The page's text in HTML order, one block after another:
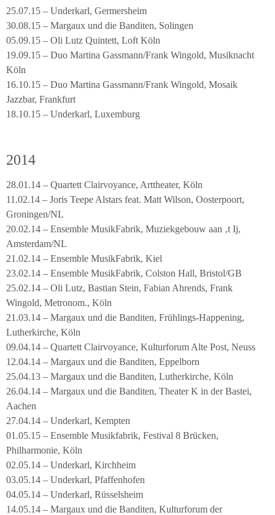
25.07.15 – Underkarl, Germersheim
30.08.15 – Margaux und die Banditen, Solingen
05.09.15 – Oli Lutz Quintett, Loft Köln
19.09.15 – Duo Martina Gassmann/Frank Wingold, Musiknacht
Köln
16.10.15 – Duo Martina Gassmann/Frank Wingold, Mosaik
Jazzbar, Frankfurt
18.10.15 – Underkarl, Luxemburg
2014
28.01.14 – Quartett Clairvoyance, Arttheater, Köln
11.02.14 – Joris Teepe Alstars feat. Matt Wilson, Oosterpoort,
Groningen/NL
20.02.14 – Ensemble MusikFabrik, Muziekgebouw aan ‚t Ij,
Amsterdam/NL
21.02.14 – Ensemble MusikFabrik, Kiel
23.02.14 – Ensemble MusikFabrik, Colston Hall, Bristol/GB
25.02.14 – Oli Lutz, Bastian Stein, Fabian Ahrends, Frank
Wingold, Metronom., Köln
21.03.14 – Margaux und die Banditen, Frühlings-Happening,
Lutherkirche, Köln
09.04.14 – Quartett Clairvoyance, Kulturforum Alte Post, Neuss
12.04.14 – Margaux und die Banditen, Eppelborn
25.04.13 – Margaux und die Banditen, Lutherkirche, Köln
26.04.14 – Margaux und die Banditen, Theater K in der Bastei,
Aachen
27.04.14 – Underkarl, Kempten
01.05.15 – Ensemble Musikfabrik, Festival 8 Brücken,
Philharmonie, Köln
02.05.14 – Underkarl, Kirchheim
03.05.14 – Underkarl, Pfaffenhofen
04.05.14 – Underkarl, Rüsselsheim
14.05.14 – Margaux und die Banditen, Kulturforum der